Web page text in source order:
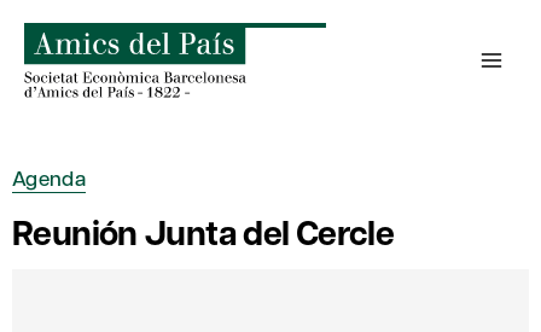
contenido
Agenda
Reunión Junta del Cercle